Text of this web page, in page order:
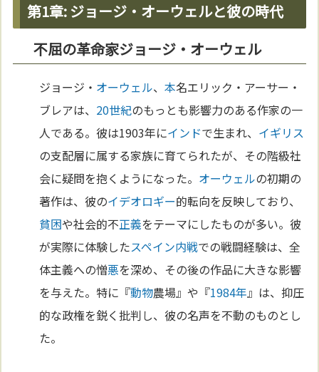
第1章: ジョージ・オーウェルと彼の時代
不屈の革命家ジョージ・オーウェル
ジョージ・ オーウェル、本名エリック・アーサー・
ブレアは、 20世紀のもっとも影響力のある作家の一
人である。彼は1903年にインドで生まれ、 イギリス
の支配層に属する家族に育てられたが、その階級社
会に疑問を抱くようになった。 オーウェルの初期の
著作は、彼のイデオロギー的転向を反映しており、
貧困や社会的不正義をテーマにしたものが多い。彼
が実際に体験したスペイン内戦での戦闘経験は、全
体主義への憎悪を深め、その後の作品に大きな影響
を与えた。特に『動物農場』や『1984年』は、抑圧
的な政権を鋭く批判し、彼の名声を不動のものとし
た。